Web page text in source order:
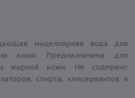
мицеллярная вода для
кожи. Предназначена для
и жирной кожи. Не содержит
спирта, консервантов и